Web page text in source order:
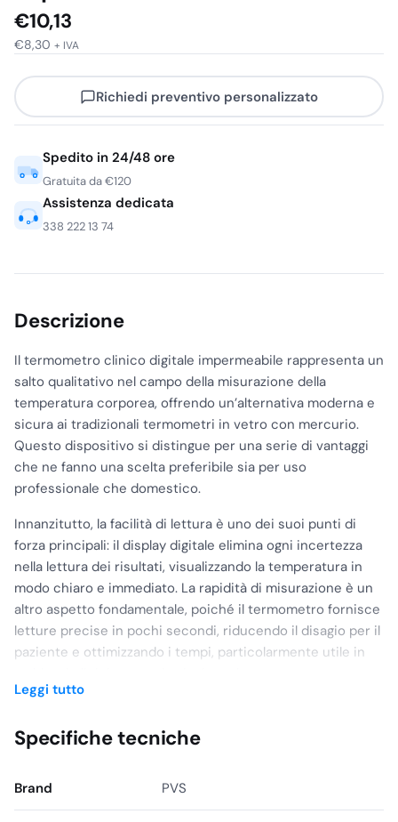
€10,13
€8,30 + IVA
Richiedi preventivo personalizzato
Spedito in 24/48 ore
Gratuita da €120
Assistenza dedicata
338 222 13 74
Descrizione
Il termometro clinico digitale impermeabile rappresenta un
salto qualitativo nel campo della misurazione della
temperatura corporea, offrendo un’alternativa moderna e
sicura ai tradizionali termometri in vetro con mercurio.
Questo dispositivo si distingue per una serie di vantaggi
che ne fanno una scelta preferibile sia per uso
professionale che domestico.
Innanzitutto, la facilità di lettura è uno dei suoi punti di
forza principali: il display digitale elimina ogni incertezza
nella lettura dei risultati, visualizzando la temperatura in
modo chiaro e immediato. La rapidità di misurazione è un
altro aspetto fondamentale, poiché il termometro fornisce
letture precise in pochi secondi, riducendo il disagio per il
paziente e ottimizzando i tempi, particolarmente utile in
bambini o neonati.
La precisione e l’affidabilità della misurazione sono
garantite dalla tecnologia digitale avanzata, che assicura
errori legati alla lettura manuale. Questa caratteristica è
essenziale per il monitoraggio della febbre e delle
Leggi tutto
Specifiche tecniche
Brand PVS